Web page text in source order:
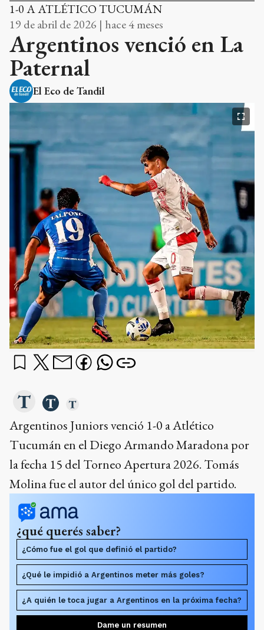
1-0 A ATLÉTICO TUCUMÁN
19 de abril de 2026 | hace 4 meses
Argentinos venció en La
Paternal
El Eco de Tandil
Argentinos Juniors venció 1-0 a Atlético
Tucumán en el Diego Armando Maradona por
la fecha 15 del Torneo Apertura 2026. Tomás
Molina fue el autor del único gol del partido.
¿qué querés saber?
¿Cómo fue el gol que definió el partido?
¿Qué le impidió a Argentinos meter más goles?
¿A quién le toca jugar a Argentinos en la próxima fecha?
Dame un resumen